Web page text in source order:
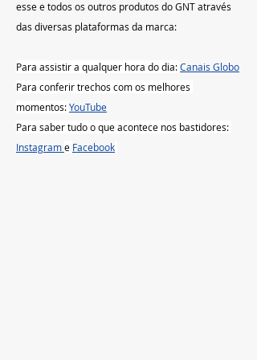
esse e todos os outros produtos do GNT através
das diversas plataformas da marca:
Para assistir a qualquer hora do dia: Canais Globo
Para conferir trechos com os melhores
momentos: YouTube
Para saber tudo o que acontece nos bastidores:
Instagram e Facebook